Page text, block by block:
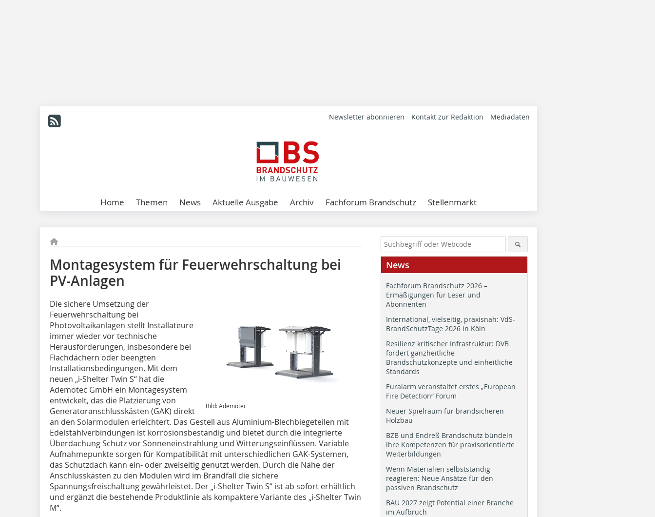
Newsletter abonnieren Kontakt zur Redaktion Mediadaten
Home Themen News Aktuelle Ausgabe Archiv Fachforum Brandschutz Stellenmarkt
Montagesystem für Feuerwehrschaltung bei
PV-Anlagen
Bild: Ademotec
Die sichere Umsetzung der
Feuerwehrschaltung bei
Photovoltaikanlagen stellt Installateure
immer wieder vor technische
Herausforderungen, insbesondere bei
Flachdächern oder beengten
Installationsbedingungen. Mit dem
neuen „i-Shelter Twin S“ hat die
Ademotec GmbH ein Montagesystem
entwickelt, das die Platzierung von
Generatoranschlusskästen (GAK) direkt
an den Solarmodulen erleichtert. Das Gestell aus Aluminium-Blechbiegeteilen mit
Edelstahlverbindungen ist korrosionsbeständig und bietet durch die integrierte
Überdachung Schutz vor Sonneneinstrahlung und Witterungseinflüssen. Variable
Aufnahmepunkte sorgen für Kompatibilität mit unterschiedlichen GAK-Systemen,
das Schutzdach kann ein- oder zweiseitig genutzt werden. Durch die Nähe der
Anschlusskästen zu den Modulen wird im Brandfall die sichere
Spannungsfreischaltung gewährleistet. Der „i-Shelter Twin S“ ist ab sofort erhältlich
und ergänzt die bestehende Produktlinie als kompaktere Variante des „i-Shelter Twin
M“.
News
Fachforum Brandschutz 2026 –
Ermäßigungen für Leser und
Abonnenten
International, vielseitig, praxisnah: VdS-
BrandSchutzTage 2026 in Köln
Resilienz kritischer Infrastruktur: DVB
fordert ganzheitliche
Brandschutzkonzepte und einheitliche
Standards
Euralarm veranstaltet erstes „European
Fire Detection“ Forum
Neuer Spielraum für brandsicheren
Holzbau
BZB und Endreß Brandschutz bündeln
ihre Kompetenzen für praxisorientierte
Weiterbildungen
Wenn Materialien selbstständig
reagieren: Neue Ansätze für den
passiven Brandschutz
BAU 2027 zeigt Potential einer Branche
im Aufbruch